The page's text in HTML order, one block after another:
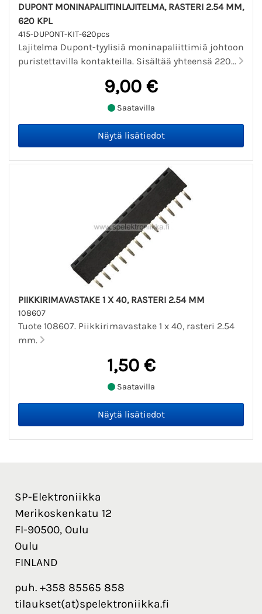
DUPONT MONINAPALIITINLAJITELMA, RASTERI 2.54 MM,
620 KPL
415-DUPONT-KIT-620pcs
Lajitelma Dupont-tyylisiä moninapaliittimiä johtoon
puristettavilla kontakteilla. Sisältää yhteensä 220...
9,00 €
Saatavilla
PIIKKIRIMAVASTAKE 1 X 40, RASTERI 2.54 MM
108607
Tuote 108607. Piikkirimavastake 1 x 40, rasteri 2.54
mm.
1,50 €
Saatavilla
SP-Elektroniikka
Merikoskenkatu 12
FI-90500, Oulu
Oulu
FINLAND
puh. +358 85565 858
tilaukset(at)spelektroniikka.fi